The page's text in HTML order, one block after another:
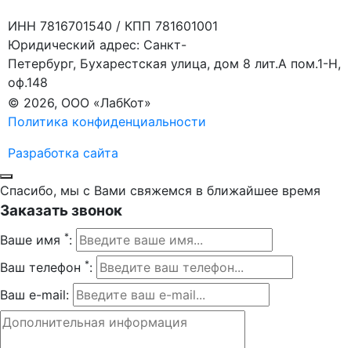
ИНН 7816701540 / КПП 781601001
Юридический адрес: Санкт-
Петербург, Бухарестская улица, дом 8 лит.А пом.1-Н,
оф.148
© 2026, ООО «ЛабКот»
Политика конфиденциальности
Разработка сайта
Спасибо, мы с Вами свяжемся в ближайшее время
Заказать звонок
Ваше имя *:
Ваш телефон *:
Ваш e-mail: